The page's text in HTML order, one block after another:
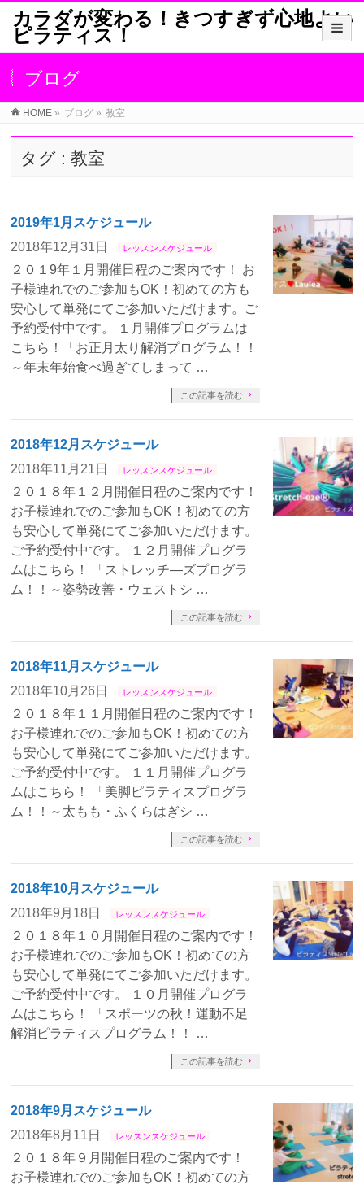
カラダが変わる！きつすぎず心地よい
ピラティス！
ブログ
HOME » ブログ » 教室
タグ : 教室
2019年1月スケジュール
2018年12月31日
レッスンスケジュール
２０１9年１月開催日程のご案内です！ お
子様連れでのご参加もOK！初めての方も
安心して単発にてご参加いただけます。ご
予約受付中です。 １月開催プログラムは
こちら！「お正月太り解消プログラム！！
～年末年始食べ過ぎてしまって …
この記事を読む
2018年12月スケジュール
2018年11月21日
レッスンスケジュール
２０１８年１２月開催日程のご案内です！
お子様連れでのご参加もOK！初めての方
も安心して単発にてご参加いただけます。
ご予約受付中です。 １２月開催プログラ
ムはこちら！ 「ストレッチ―ズプログラ
ム！！～姿勢改善・ウェストシ …
この記事を読む
2018年11月スケジュール
2018年10月26日
レッスンスケジュール
２０１８年１１月開催日程のご案内です！
お子様連れでのご参加もOK！初めての方
も安心して単発にてご参加いただけます。
ご予約受付中です。 １１月開催プログラ
ムはこちら！ 「美脚ピラティスプログラ
ム！！～太もも・ふくらはぎシ …
この記事を読む
2018年10月スケジュール
2018年9月18日
レッスンスケジュール
２０１８年１０月開催日程のご案内です！
お子様連れでのご参加もOK！初めての方
も安心して単発にてご参加いただけます。
ご予約受付中です。 １０月開催プログラ
ムはこちら！ 「スポーツの秋！運動不足
解消ピラティスプログラム！！ …
この記事を読む
2018年9月スケジュール
2018年8月11日
レッスンスケジュール
２０１８年９月開催日程のご案内です！
お子様連れでのご参加もOK！初めての方